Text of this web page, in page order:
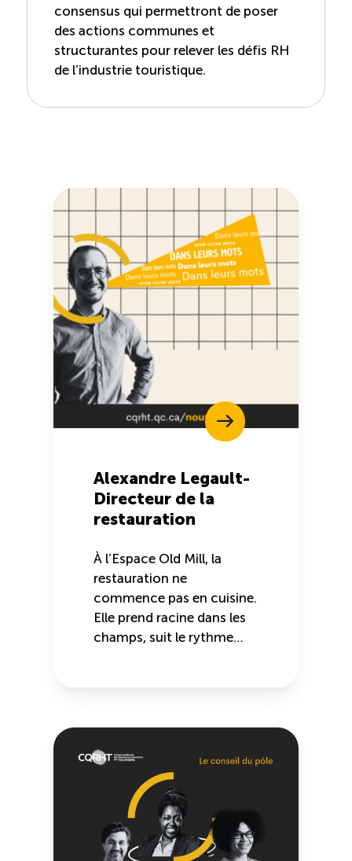
consensus qui permettront de poser
des actions communes et
structurantes pour relever les défis RH
de l’industrie touristique.
Alexandre Legault-
Directeur de la
restauration
À l’Espace Old Mill, la
restauration ne
commence pas en cuisine.
Elle prend racine dans les
champs, suit le rythme…